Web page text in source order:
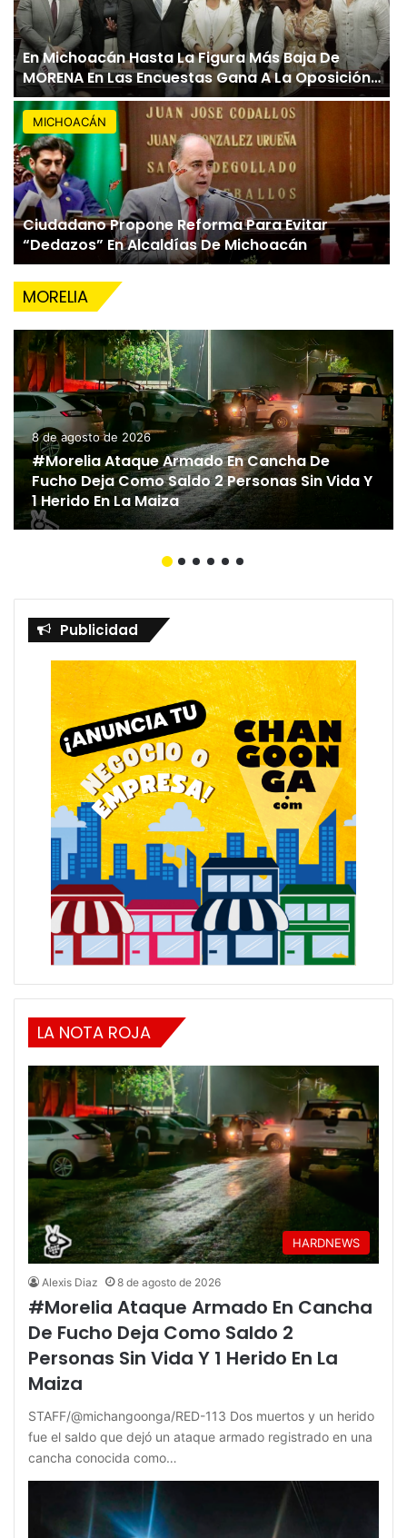
En Michoacán Hasta La Figura Más Baja De
MORENA En Las Encuestas Gana A La Oposición:
César Osuna
MICHOACÁN
Ciudadano Propone Reforma Para Evitar
“Dedazos” En Alcaldías De Michoacán
MORELIA
8 de agosto de 2026
#Morelia Ataque Armado En Cancha De
Fucho Deja Como Saldo 2 Personas Sin Vida Y
1 Herido En La Maiza
Publicidad
LA NOTA ROJA
HARDNEWS
Alexis Diaz 8 de agosto de 2026
#Morelia Ataque Armado En Cancha
De Fucho Deja Como Saldo 2
Personas Sin Vida Y 1 Herido En La
Maiza
STAFF/@michangoonga/RED-113 Dos muertos y un herido
fue el saldo que dejó un ataque armado registrado en una
cancha conocida como…